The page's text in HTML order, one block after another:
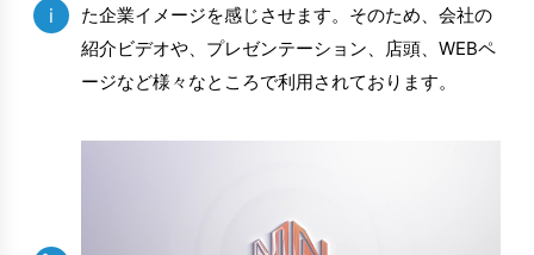
i
た企業イメージを感じさせます。そのため、会社の
紹介ビデオや、プレゼンテーション、店頭、WEBペ
ージなど様々なところで利用されております。